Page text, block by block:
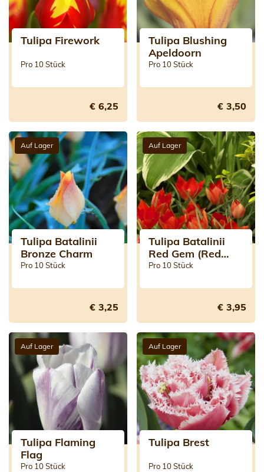
Tulipa Firework
Pro 10 Stück
€ 6,25
Tulipa Blushing
Apeldoorn
Pro 10 Stück
€ 3,50
Auf Lager
Tulipa Batalinii
Bronze Charm
Pro 10 Stück
€ 3,25
Auf Lager
Tulipa Batalinii
Red Gem (Red
Jewel)
Pro 10 Stück
€ 3,95
Auf Lager
Tulipa Flaming
Flag
Pro 10 Stück
Auf Lager
Tulipa Brest
Pro 10 Stück